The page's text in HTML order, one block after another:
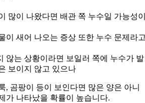
많이 나왔다면 배관 쪽 누수일 가능성
이 새어 나오는 증상 또한 누수 문제라
않는 상황이라면 보일러 쪽에 누수가 발
보이지 않고 있으나
, 곰팡이 등이 보인다면 많은 양은 아니
가 나타났을 확률이 높습니다.